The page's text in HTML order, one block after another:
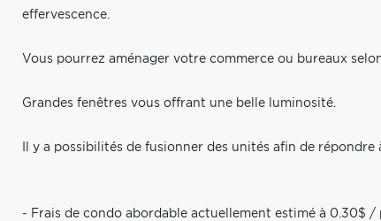
effervescence.
Vous pourrez aménager votre commerce ou bureaux selon
Grandes fenêtres vous offrant une belle luminosité.
Il y a possibilités de fusionner des unités afin de
- Frais de condo abordable actuellement estimé à 0.30$ /